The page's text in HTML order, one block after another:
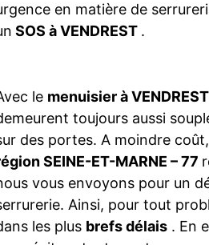
en matière de
SOS à VENDREST .
le menuisier à VENDREST
toujours aussi
des portes. A moindre
SEINE-ET-MARNE – 77
vous envoyons pour un
Ainsi, pour tout
les plus brefs délais . En